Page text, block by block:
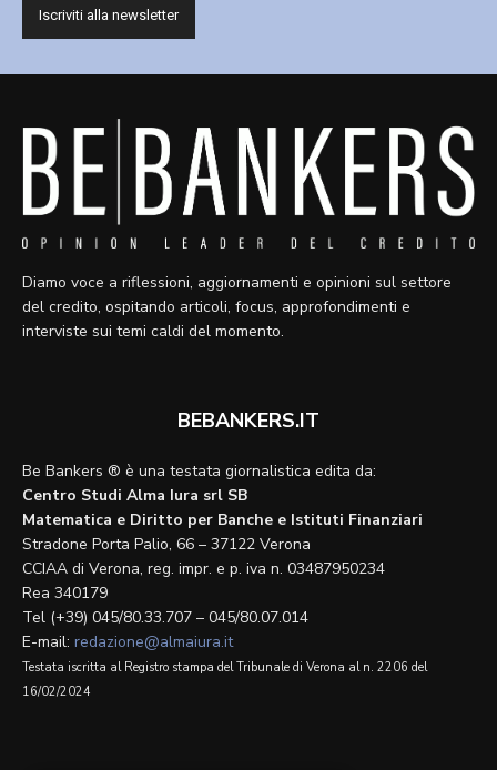
Diamo voce a riflessioni, aggiornamenti e opinioni sul settore
del credito, ospitando articoli, focus, approfondimenti e
interviste sui temi caldi del momento.
BEBANKERS.IT
Be Bankers ® è una testata giornalistica edita da:
Centro Studi Alma Iura srl SB
Matematica e Diritto per Banche e Istituti Finanziari
Stradone Porta Palio, 66 – 37122 Verona
CCIAA di Verona, reg. impr. e p. iva n. 03487950234
Rea 340179
Tel (+39) 045/80.33.707 – 045/80.07.014
E-mail: redazione@almaiura.it
Testata iscritta al Registro stampa del Tribunale di Verona al n. 2206 del
16/02/2024